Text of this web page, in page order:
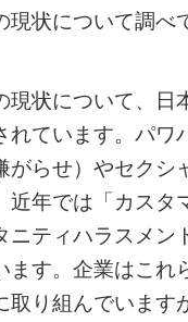
現状について調べ
現状について、日
れています。パワ
がらせ）やセク
近年では「カスタ
ニティハラスメン
ます。企業はこれ
取り組んでいます